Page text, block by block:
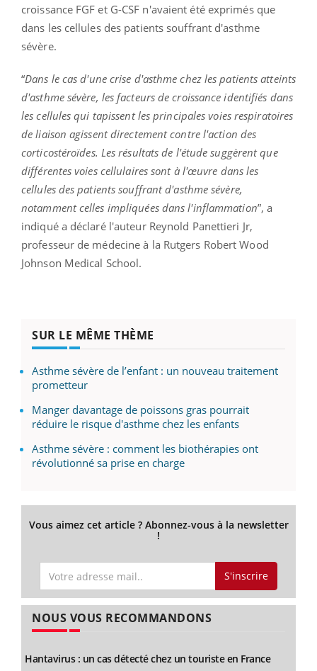
croissance FGF et G-CSF n'avaient été exprimés que
dans les cellules des patients souffrant d'asthme
sévère.
“Dans le cas d'une crise d'asthme chez les patients atteints
d'asthme sévère, les facteurs de croissance identifiés dans
les cellules qui tapissent les principales voies respiratoires
de liaison agissent directement contre l'action des
corticostéroïdes. Les résultats de l'étude suggèrent que
différentes voies cellulaires sont à l'œuvre dans les
cellules des patients souffrant d'asthme sévère,
notamment celles impliquées dans l'inflammation”, a
indiqué a déclaré l'auteur Reynold Panettieri Jr,
professeur de médecine à la Rutgers Robert Wood
Johnson Medical School.
SUR LE MÊME THÈME
Asthme sévère de l’enfant : un nouveau traitement
prometteur
Manger davantage de poissons gras pourrait
réduire le risque d'asthme chez les enfants
Asthme sévère : comment les biothérapies ont
révolutionné sa prise en charge
Vous aimez cet article ? Abonnez-vous à la newsletter
!
S'inscrire
NOUS VOUS RECOMMANDONS
Hantavirus : un cas détecté chez un touriste en France